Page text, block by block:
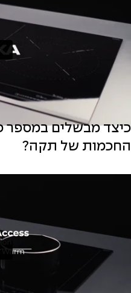
כיצד מבשלים במספר
החכמות של תקה?